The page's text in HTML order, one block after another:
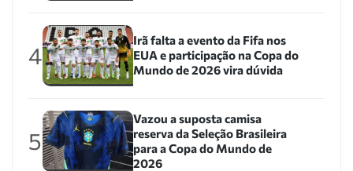
4
Irã falta a evento da Fifa nos
EUA e participação na Copa do
Mundo de 2026 vira dúvida
5
Vazou a suposta camisa
reserva da Seleção Brasileira
para a Copa do Mundo de
2026